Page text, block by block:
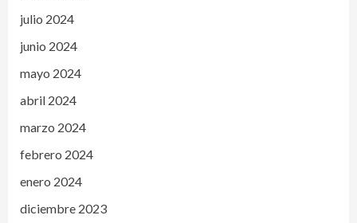
julio 2024
junio 2024
mayo 2024
abril 2024
marzo 2024
febrero 2024
enero 2024
diciembre 2023